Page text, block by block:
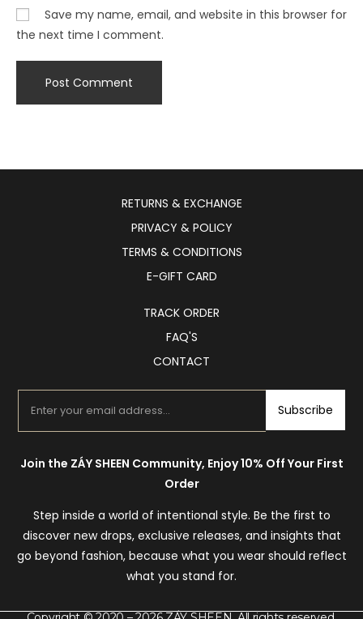
Save my name, email, and website in this browser for
the next time I comment.
RETURNS & EXCHANGE
PRIVACY & POLICY
TERMS & CONDITIONS
E-GIFT CARD
TRACK ORDER
FAQ'S
CONTACT
Subscribe
Join the ZÁY SHEEN Community, Enjoy 10% Off Your First
Order
Step inside a world of intentional style. Be the first to
discover new drops, exclusive releases, and insights that
go beyond fashion, because what you wear should reflect
what you stand for.